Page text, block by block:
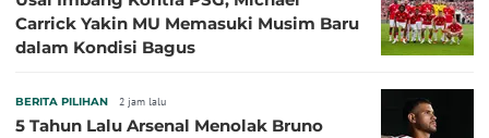
Carrick Yakin MU Memasuki Musim Baru
dalam Kondisi Bagus
BERITA PILIHAN 2 jam lalu
5 Tahun Lalu Arsenal Menolak Bruno